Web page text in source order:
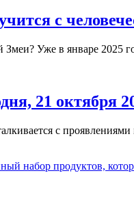
с
Змеи? Уже в январе 2025
21 октября
с
набор продуктов,